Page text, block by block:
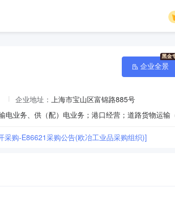
企业地址： 上海市宝山区富锦路885号
购-E86621采购公告(欧冶工业品采购组织)]
企业全景